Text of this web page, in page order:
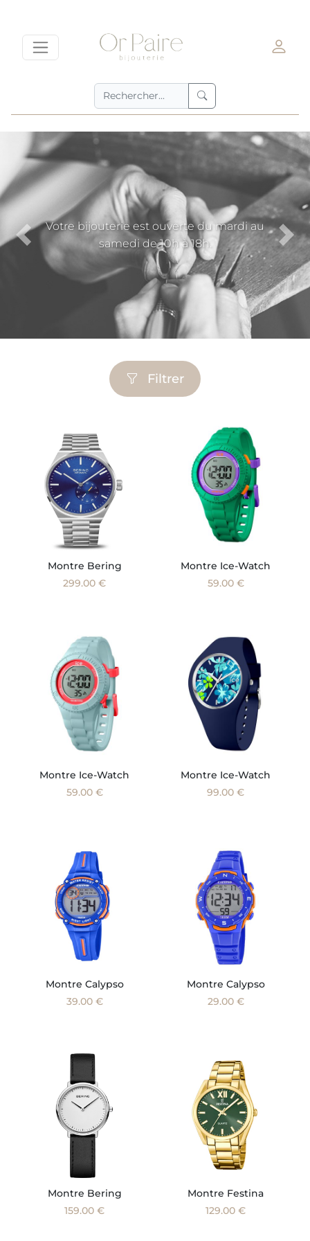
Votre bijouterie est ouverte du mardi au
samedi de 10h à 18h.
Filtrer
Montre Bering
299.00 €
Montre Ice-Watch
59.00 €
Montre Ice-Watch
59.00 €
Montre Ice-Watch
99.00 €
Montre Calypso
39.00 €
Montre Calypso
29.00 €
Montre Bering
159.00 €
Montre Festina
129.00 €